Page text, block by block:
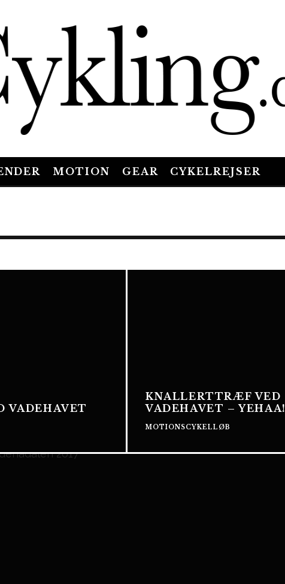
MOTION GEAR CYKELREJSER
VADEHAVET
KNALLERTTRÆF VED
VADEHAVET – YEHAA!
MOTIONSCYKELLØB